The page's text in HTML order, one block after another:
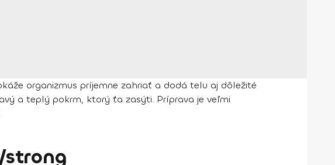
organizmus príjemne zahriať a dodá telu aj dôležité
a teplý pokrm, ktorý ťa zasýti. Príprava je veľmi
strong